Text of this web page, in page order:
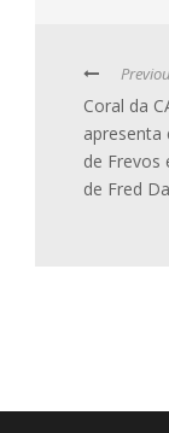
Coral da
apresenta
de Frevos
de Fred